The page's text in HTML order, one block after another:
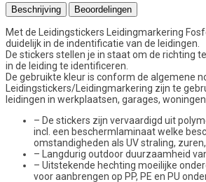
Beschrijving Beoordelingen
Met de Leidingstickers Leidingmarkering
duidelijk in de indentificatie van de leidingen.
De stickers stellen je in staat om de richting
in de leiding te identificeren.
De gebruikte kleur is conform de algemene
Leidingstickers/Leidingmarkering zijn te
leidingen in werkplaatsen, garages,
– De stickers zijn vervaardigd uit
incl. een beschermlaminaat welke
omstandigheden als UV straling,
– Langdurig outdoor duurzaamheid
– Uitstekende hechting moeilijke
voor aanbrengen op PP, PE en PU